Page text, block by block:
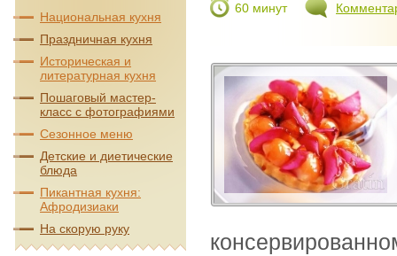
60 минут
Национальная кухня
Праздничная кухня
Историческая и
литературная кухня
Пошаговый мастер-
класс с фотографиями
Сезонное меню
Детские и диетические
блюда
Пикантная кухня:
Афродизиаки
На скорую руку